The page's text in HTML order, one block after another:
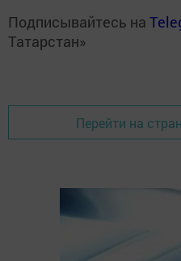
Подписывайтесь на
Татарстан»
Перейти на